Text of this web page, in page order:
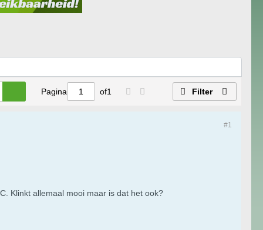
Pagina of1 Filter
#1
Klinkt allemaal mooi maar is dat het ook?